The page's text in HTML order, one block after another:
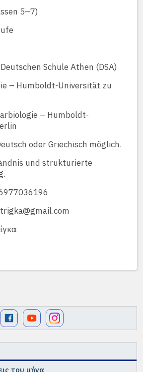
του μήνα
5–7)
Schule Athen (DSA)
– Humboldt-Universität zu
– Humboldt-
oder Griechisch möglich.
und strukturierte